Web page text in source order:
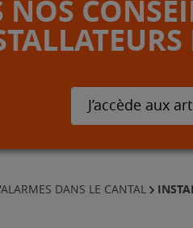
NOS
J’accède aux
DANS LE CANTAL